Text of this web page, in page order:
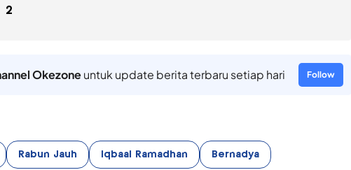
2
Okezoneuntuk update berita terbaru setiap hari Follow
Rabun Jauh Iqbaal Ramadhan Bernadya